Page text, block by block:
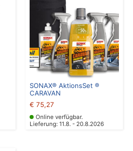
SONAX® AktionsSet ®
CARAVAN
€ 75,27
Online verfügbar.
Lieferung: 11.8. - 20.8.2026